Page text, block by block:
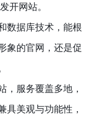
开网站。
数据库技术，能根
象的官网，还是促
，服务覆盖多地，
具美观与功能性，